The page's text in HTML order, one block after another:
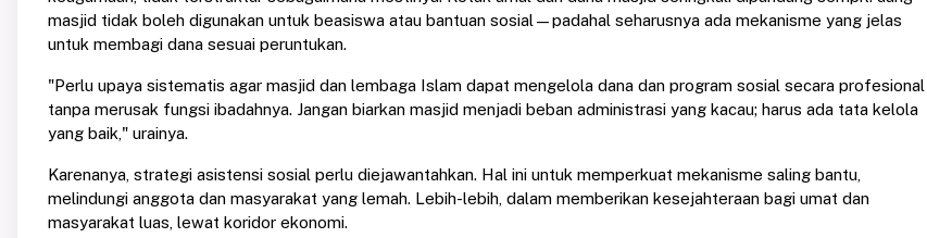
masjid tidak boleh digunakan untuk beasiswa atau bantuan sosial—padahal seharusnya ada mekanisme yang jelas
untuk membagi dana sesuai peruntukan.
"Perlu upaya sistematis agar masjid dan lembaga Islam dapat mengelola dana dan program sosial secara profesional
tanpa merusak fungsi ibadahnya. Jangan biarkan masjid menjadi beban administrasi yang kacau; harus ada tata kelola
yang baik," urainya.
Karenanya, strategi asistensi sosial perlu diejawantahkan. Hal ini untuk memperkuat mekanisme saling bantu,
melindungi anggota dan masyarakat yang lemah. Lebih-lebih, dalam memberikan kesejahteraan bagi umat dan
masyarakat luas, lewat koridor ekonomi.